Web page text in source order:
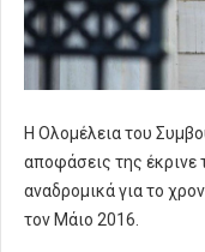
Η Ολομέλεια του
αποφάσεις της έκρινε
αναδρομικά για το
τον Μάιο 2016.